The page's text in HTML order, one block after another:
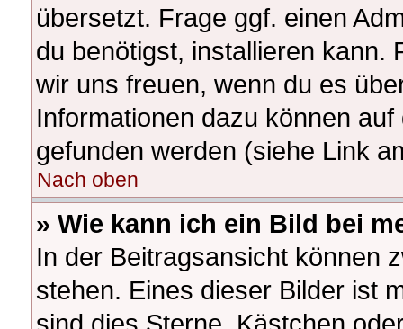
übersetzt. Frage ggf. einen
du benötigst, installieren kann.
wir uns freuen, wenn du es
Informationen dazu können
gefunden werden (siehe Link
Nach oben
» Wie kann ich ein Bild bei
In der Beitragsansicht können
stehen. Eines dieser Bilder ist